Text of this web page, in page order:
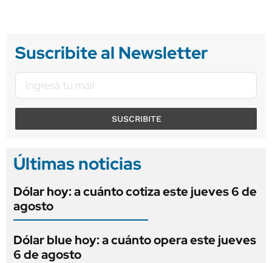
Suscribite al Newsletter
SUSCRIBITE
Últimas noticias
Dólar hoy: a cuánto cotiza este jueves 6 de
agosto
Dólar blue hoy: a cuánto opera este jueves
6 de agosto